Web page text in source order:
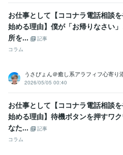
お仕事として【ココナラ電話相談を
始める理由】僕が「お帰りなさい
所を...
記事
コラム
うさぴょん＠癒し系アラフィフ心寄り
2026/05/05 00:40
お仕事として【ココナラ電話相談を
始める理由】待機ボタンを押すワ
なた...
記事
コラム